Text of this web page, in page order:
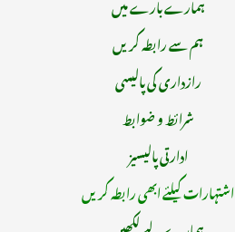
ہم سے رابطہ کریں
رازداری کی پالیسی
شرائط و ضوابط
ادارتی پالیسیز
اشتہارات کیلئے ابھی رابطہ کریں